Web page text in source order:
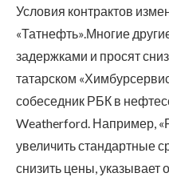
Условия контрактов
«Татнефть».Многие
задержками и просят
татарском
собеседник РБК в
Weatherford. Например,
увеличить стандартные
снизить цены, указывает